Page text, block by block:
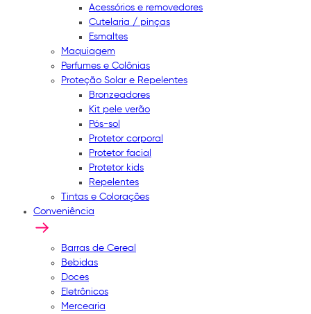
Acessórios e removedores
Cutelaria / pinças
Esmaltes
Maquiagem
Perfumes e Colônias
Proteção Solar e Repelentes
Bronzeadores
Kit pele verão
Pós-sol
Protetor corporal
Protetor facial
Protetor kids
Repelentes
Tintas e Colorações
Conveniência
Barras de Cereal
Bebidas
Doces
Eletrônicos
Mercearia